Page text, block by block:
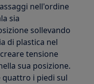
nell'ordine
sia
sollevando
di plastica nel
tensione
sua posizione.
i piedi sul